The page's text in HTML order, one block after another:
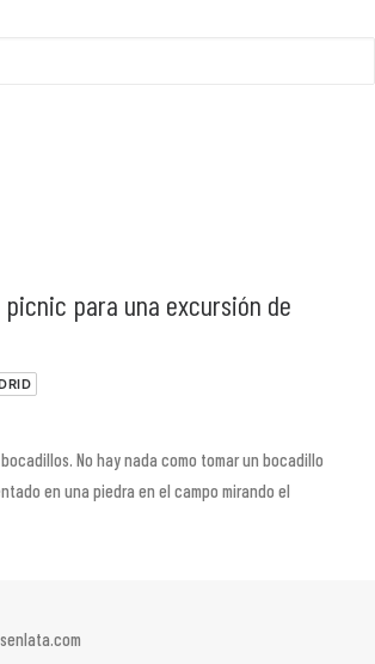
para una excursión de
No hay nada como tomar un bocadillo
en una piedra en el campo mirando el